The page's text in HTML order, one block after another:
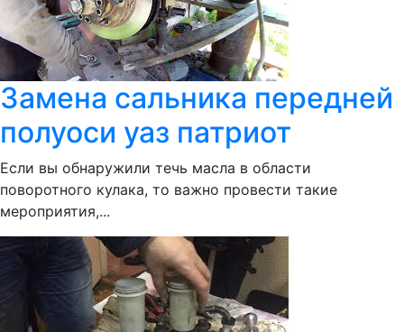
Замена сальника передней
полуоси уаз патриот
Если вы обнаружили течь масла в области
поворотного кулака, то важно провести такие
мероприятия,...